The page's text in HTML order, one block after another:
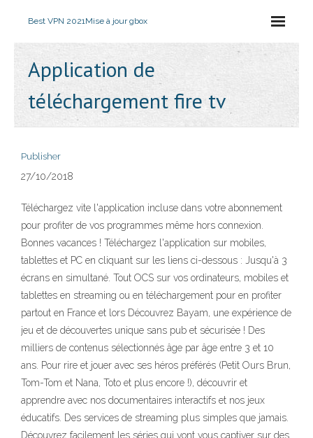
Best VPN 2021Mise à jour gbox
Application de
téléchargement fire tv
Publisher
27/10/2018
Téléchargez vite l'application incluse dans votre abonnement
pour profiter de vos programmes même hors connexion.
Bonnes vacances ! Téléchargez l'application sur mobiles,
tablettes et PC en cliquant sur les liens ci-dessous : Jusqu'à 3
écrans en simultané. Tout OCS sur vos ordinateurs, mobiles et
tablettes en streaming ou en téléchargement pour en profiter
partout en France et lors Découvrez Bayam, une expérience de
jeu et de découvertes unique sans pub et sécurisée ! Des
milliers de contenus sélectionnés âge par âge entre 3 et 10
ans. Pour rire et jouer avec ses héros préférés (Petit Ours Brun,
Tom-Tom et Nana, Toto et plus encore !), découvrir et
apprendre avec nos documentaires interactifs et nos jeux
éducatifs. Des services de streaming plus simples que jamais.
Découvrez facilement les séries qui vont vous captiver sur des